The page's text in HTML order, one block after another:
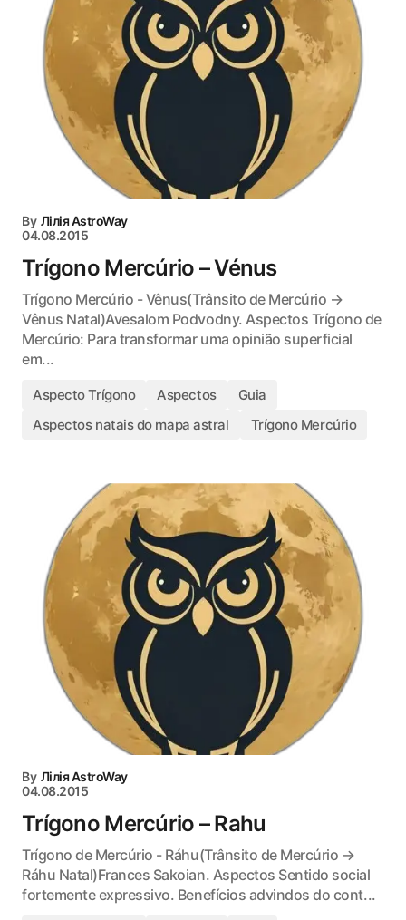
By Лілія AstroWay
04.08.2015
Trígono Mercúrio – Vénus
Trígono Mercúrio - Vênus(Trânsito de Mercúrio →
Vênus Natal)Avesalom Podvodny. Aspectos Trígono de
Mercúrio: Para transformar uma opinião superficial
em...
Aspecto Trígono Aspectos
Guia
Aspectos natais do mapa astral
Trígono Mercúrio
By Лілія AstroWay
04.08.2015
Trígono Mercúrio – Rahu
Trígono de Mercúrio - Ráhu(Trânsito de Mercúrio →
Ráhu Natal)Frances Sakoian. Aspectos Sentido social
fortemente expressivo. Benefícios advindos do cont...